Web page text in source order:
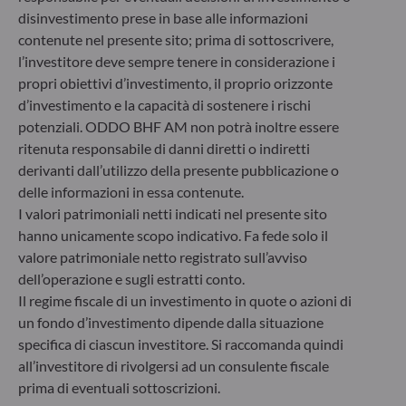
6, rue Gabriel Lippmann
L-5365 Munsbach
Lussemburgo
+352 45 76 76 245
Società di gestione patrimoniale approvata dalla
Commission de Surveillance du Secteur Financier (CSSF) –
Registro commerciale: B 29891
Comunicazione sulle sanzioni dell'UE contro la Russia
Nel quadro delle sanzioni adottate dall’Unione europea per
reagire alla crisi ucraina, Le comunichiamo che,
considerando le disposizioni dei regolamenti UE
n°833/2014 e UE n°398/2022, la sottoscrizione di quote di
fondi gestiti dalla Società di Gestione è vietata ai cittadini
russi o bielorussi, a chiunque risieda fisicamente in Russia o
in Bielorussia o a qualsiasi persona giuridica, entità o
organismo costituito in Russia o in Bielorussia, ad eccezione
dei cittadini di uno Stato membro dell’Unione europea e
disinvestimento prese in base alle informazioni
contenute nel presente sito; prima di sottoscrivere,
l’investitore deve sempre tenere in considerazione i
propri obiettivi d’investimento, il proprio orizzonte
d’investimento e la capacità di sostenere i rischi
potenziali. ODDO BHF AM non potrà inoltre essere
ritenuta responsabile di danni diretti o indiretti
derivanti dall’utilizzo della presente pubblicazione o
delle informazioni in essa contenute.
I valori patrimoniali netti indicati nel presente sito
hanno unicamente scopo indicativo. Fa fede solo il
valore patrimoniale netto registrato sull’avviso
dell’operazione e sugli estratti conto.
Il regime fiscale di un investimento in quote o azioni di
un fondo d’investimento dipende dalla situazione
specifica di ciascun investitore. Si raccomanda quindi
all’investitore di rivolgersi ad un consulente fiscale
prima di eventuali sottoscrizioni.